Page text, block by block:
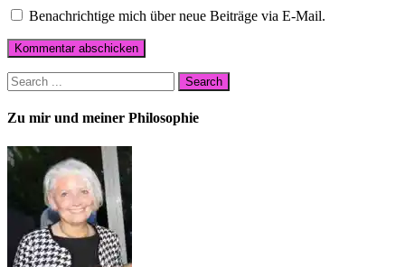
Benachrichtige mich über neue Beiträge via E-Mail.
Zu mir und meiner Philosophie